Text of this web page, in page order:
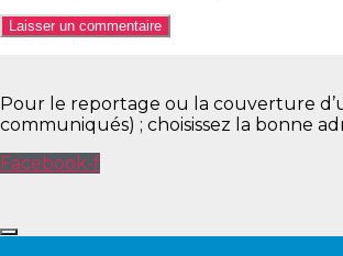
Pour le reportage ou la couverture
communiqués) ; choisissez la bonne
Facebook-f